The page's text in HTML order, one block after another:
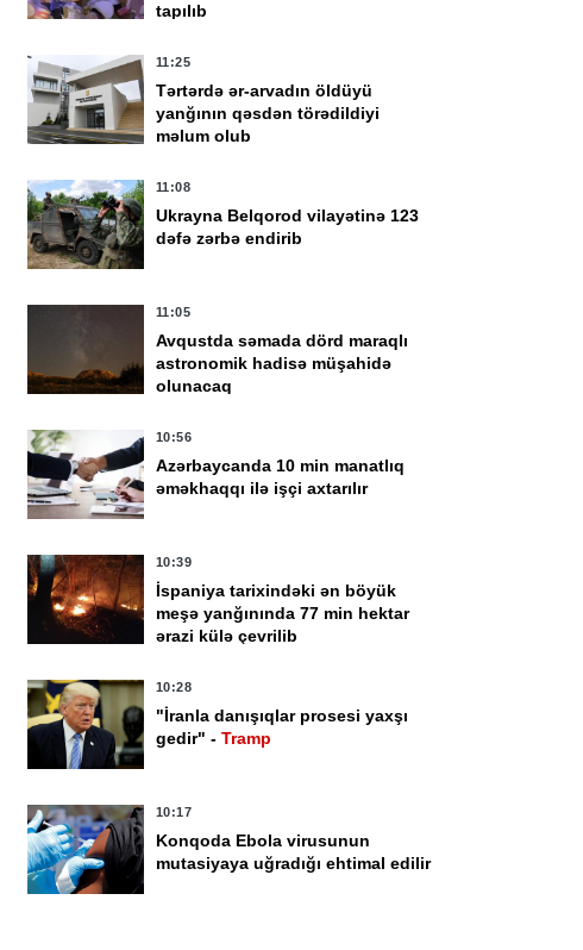
09:02
Bakıda bu yollarda
tıxac var - SİYAHI
MİQ üzrə faktiki
yaşayış rayonuna
tapılıb
11:25
Tərtərdə ər-arvadın öldüyü
yanğının qəsdən törədildiyi
məlum olub
11:08
Ukrayna Belqorod vilayətinə 123
dəfə zərbə endirib
11:05
Avqustda səmada dörd maraqlı
astronomik hadisə müşahidə
olunacaq
10:56
Azərbaycanda 10 min manatlıq
əməkhaqqı ilə işçi axtarılır
10:39
İspaniya tarixindəki ən böyük
meşə yanğınında 77 min hektar
ərazi külə çevrilib
10:28
"İranla danışıqlar prosesi yaxşı
gedir" - Tramp
10:17
Konqoda Ebola virusunun
mutasiyaya uğradığı ehtimal edilir